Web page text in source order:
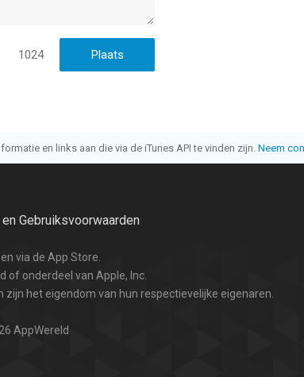
1024
en links aan die via de iTunes API te vinden zijn. Neem
Gebruiksvoorwaarden
via de App Store.
of onderdeel van Apple, Inc.
het eigendom van hun respectievelijke eigenaren.
AppWereld